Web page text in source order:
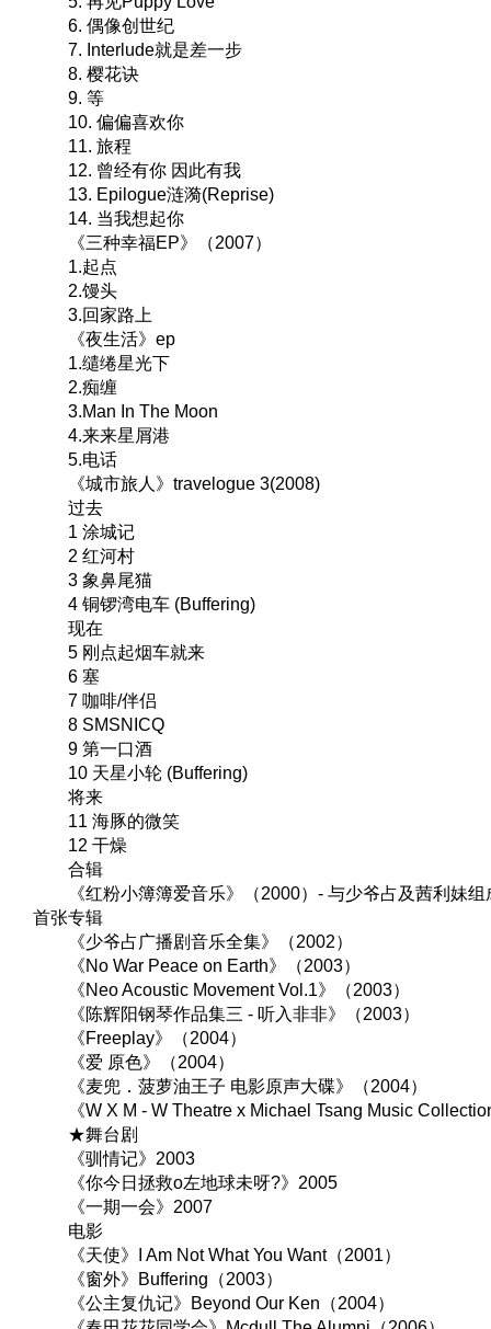
6. 偶像创世纪
7. Interlude就是差一步
8. 樱花诀
9. 等
10. 偏偏喜欢你
11. 旅程
12. 曾经有你 因此有我
13. Epilogue涟漪(Reprise)
14. 当我想起你
《三种幸福EP》（2007）
1.起点
2.馒头
3.回家路上
《夜生活》ep
1.缱绻星光下
2.痴缠
3.Man In The Moon
4.来来星屑港
5.电话
《城市旅人》travelogue 3(2008)
过去
1 涂城记
2 红河村
3 象鼻尾猫
4 铜锣湾电车 (Buffering)
现在
5 刚点起烟车就来
6 塞
7 咖啡/伴侣
8 SMSNICQ
9 第一口酒
10 天星小轮 (Buffering)
将来
11 海豚的微笑
12 干燥
合辑
《红粉小簿簿爱音乐》（2000）- 与少爷占及茜利妹组
首张专辑
《少爷占广播剧音乐全集》（2002）
《No War Peace on Earth》（2003）
《Neo Acoustic Movement Vol.1》（2003）
《陈辉阳钢琴作品集三 - 听入非非》（2003）
《Freeplay》（2004）
《爱 原色》（2004）
《麦兜．菠萝油王子 电影原声大碟》（2004）
《W X M - W Theatre x Michael Tsang Music
★舞台剧
《驯情记》2003
《你今日拯救o左地球未呀?》2005
《一期一会》2007
电影
《天使》I Am Not What You Want（2001）
《窗外》Buffering（2003）
《公主复仇记》Beyond Our Ken（2004）